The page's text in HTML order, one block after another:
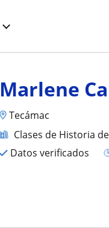
Marlene
Tecámac
Clases de Historia
Datos verificados